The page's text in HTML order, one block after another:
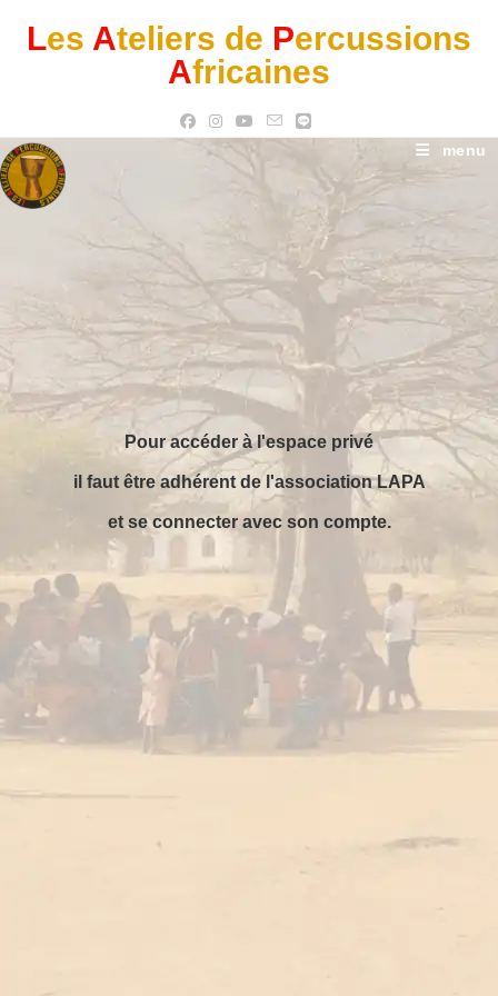
content
Les Ateliers de Percussions
Africaines
menu
Pour accéder à l'espace privé
il faut être adhérent de l'association LAPA
et se connecter avec son compte.